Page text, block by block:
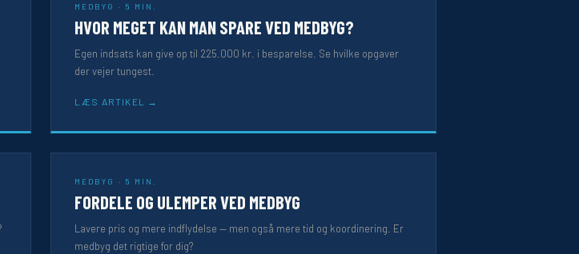
MEDBYG · 5 MIN.
HVOR MEGET KAN MAN SPARE VED MEDBYG?
Egen indsats kan give op til 225.000 kr. i besparelse. Se hvilke opgaver
der vejer tungest.
LÆS ARTIKEL
MEDBYG · 5 MIN.
FORDELE OG ULEMPER VED MEDBYG
Lavere pris og mere indflydelse — men også mere tid og koordinering. Er
medbyg det rigtige for dig?